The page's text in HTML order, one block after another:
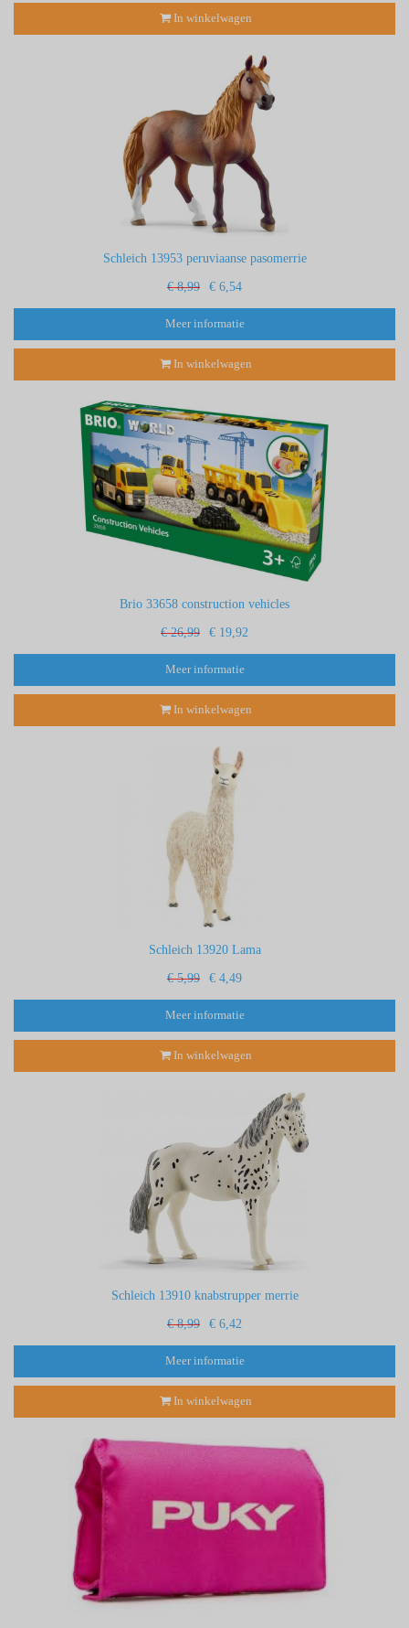
In winkelwagen
Schleich 13953 peruviaanse pasomerrie
€ 8,99 € 6,54
Meer informatie
In winkelwagen
Brio 33658 construction vehicles
€ 26,99 € 19,92
Meer informatie
In winkelwagen
Schleich 13920 Lama
€ 5,99 € 4,49
Meer informatie
In winkelwagen
Schleich 13910 knabstrupper merrie
€ 8,99 € 6,42
Meer informatie
In winkelwagen